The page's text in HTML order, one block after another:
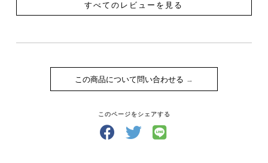
すべてのレビューを見る
この商品について問い合わせる
このページをシェアする